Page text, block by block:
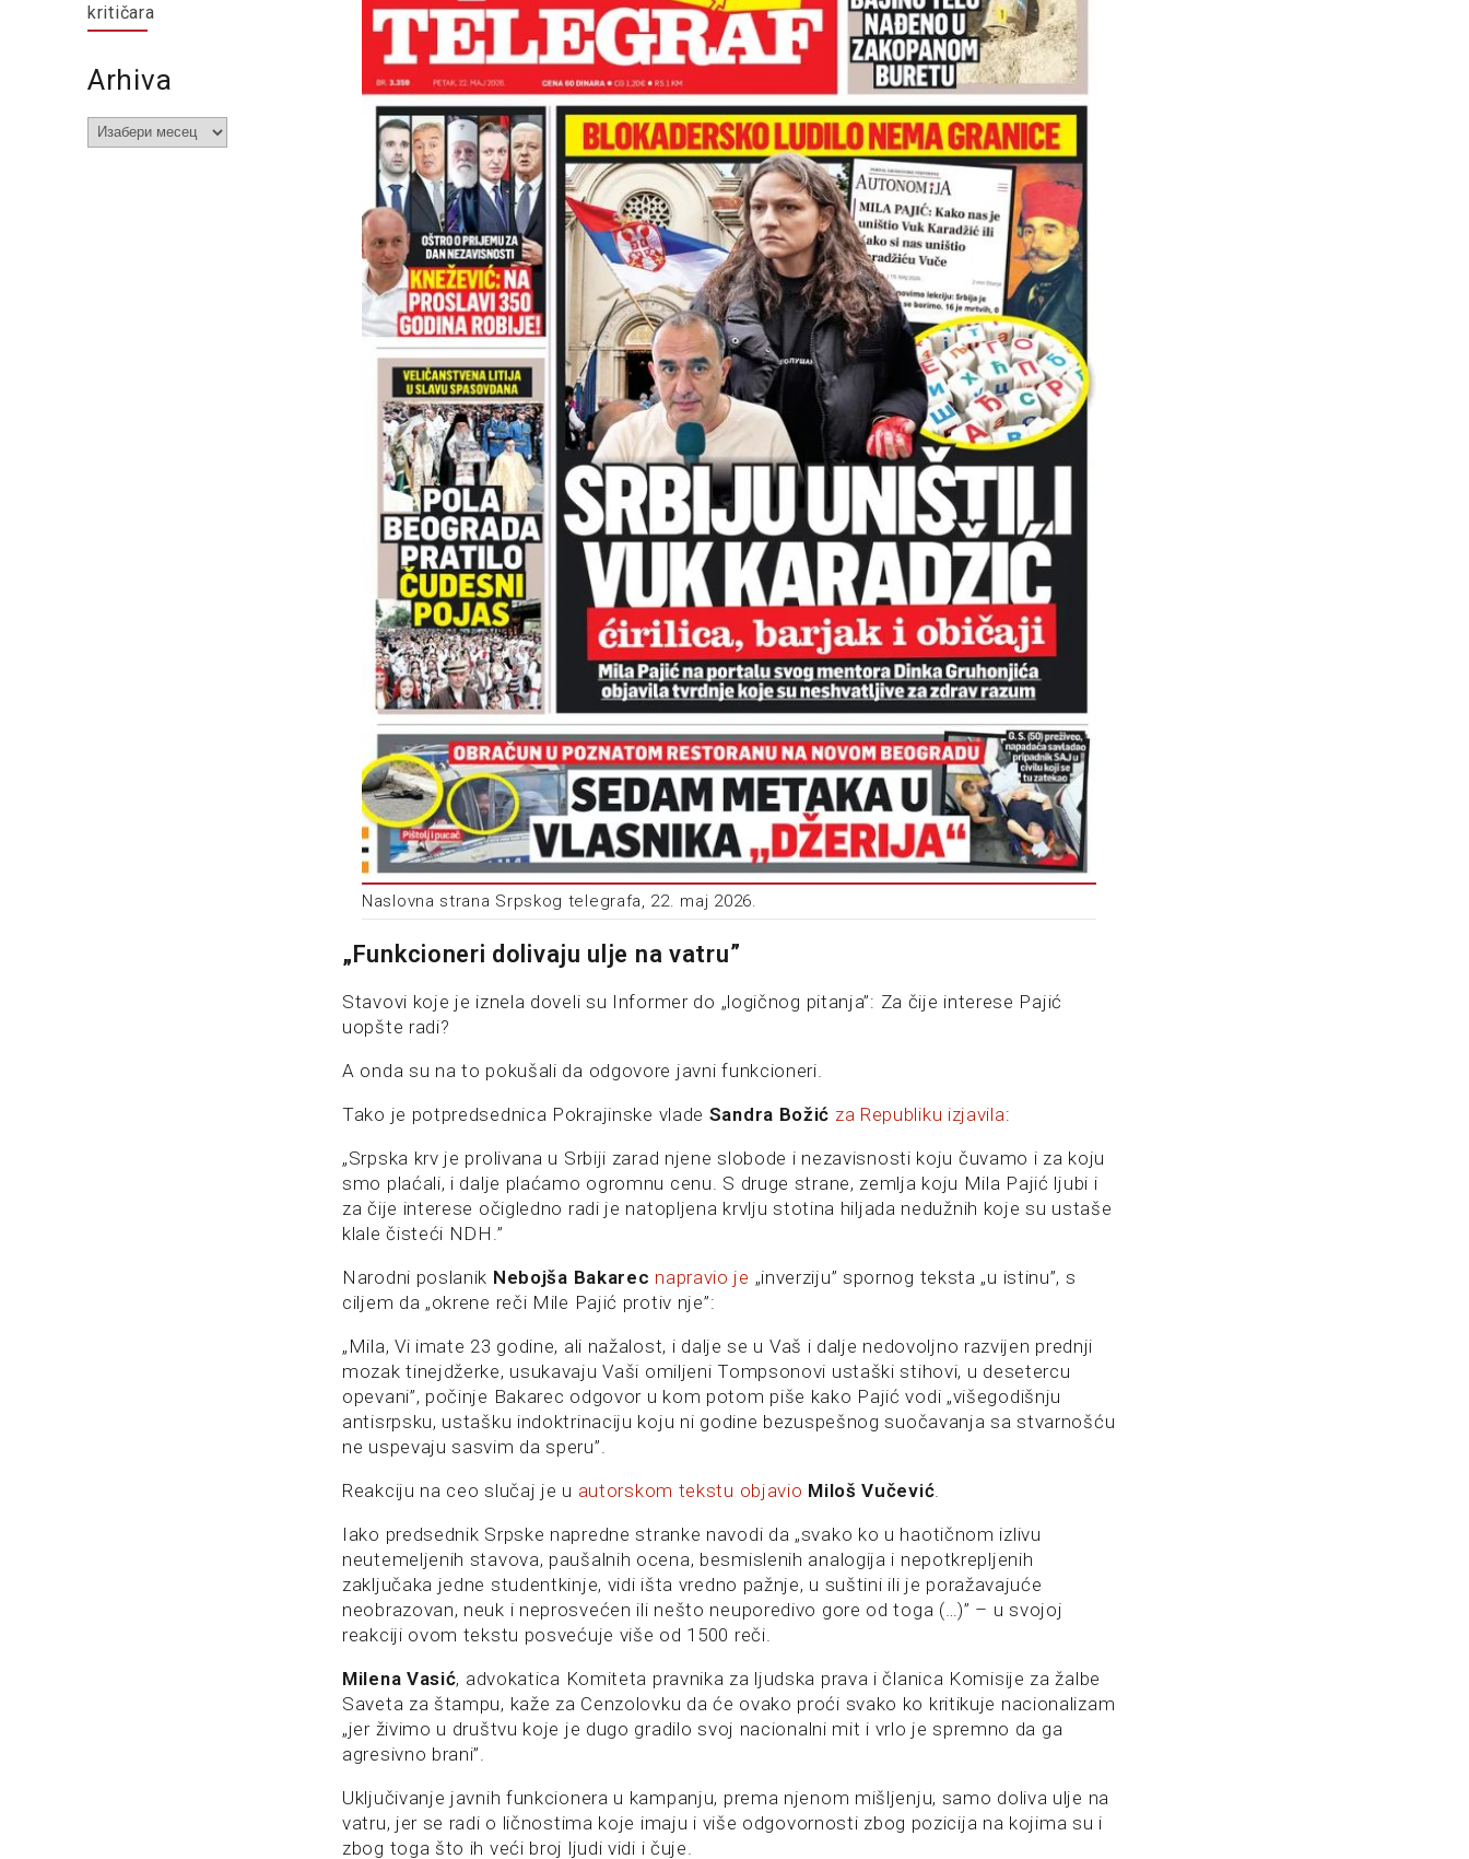
kritičara
Arhiva
Arhiva
Naslovna strana Srpskog telegrafa, 22. maj 2026.
„Funkcioneri dolivaju ulje na vatru”
Stavovi koje je iznela doveli su Informer do „logičnog pitanja”: Za čije interese Pajić
uopšte radi?
A onda su na to pokušali da odgovore javni funkcioneri.
Tako je potpredsednica Pokrajinske vlade Sandra Božić za Republiku izjavila:
„Srpska krv je prolivana u Srbiji zarad njene slobode i nezavisnosti koju čuvamo i za koju
smo plaćali, i dalje plaćamo ogromnu cenu. S druge strane, zemlja koju Mila Pajić ljubi i
za čije interese očigledno radi je natopljena krvlju stotina hiljada nedužnih koje su ustaše
klale čisteći NDH.”
Narodni poslanik Nebojša Bakarec napravio je „inverziju” spornog teksta „u istinu”, s
ciljem da „okrene reči Mile Pajić protiv nje”:
„Mila, Vi imate 23 godine, ali nažalost, i dalje se u Vaš i dalje nedovoljno razvijen prednji
mozak tinejdžerke, usukavaju Vaši omiljeni Tompsonovi ustaški stihovi, u desetercu
opevani”, počinje Bakarec odgovor u kom potom piše kako Pajić vodi „višegodišnju
antisrpsku, ustašku indoktrinaciju koju ni godine bezuspešnog suočavanja sa stvarnošću
ne uspevaju sasvim da speru”.
Reakciju na ceo slučaj je u autorskom tekstu objavio Miloš Vučević.
Iako predsednik Srpske napredne stranke navodi da „svako ko u haotičnom izlivu
neutemeljenih stavova, paušalnih ocena, besmislenih analogija i nepotkrepljenih
zaključaka jedne studentkinje, vidi išta vredno pažnje, u suštini ili je poražavajuće
neobrazovan, neuk i neprosvećen ili nešto neuporedivo gore od toga (…)” – u svojoj
reakciji ovom tekstu posvećuje više od 1500 reči.
Milena Vasić, advokatica Komiteta pravnika za ljudska prava i članica Komisije za žalbe
Saveta za štampu, kaže za Cenzolovku da će ovako proći svako ko kritikuje nacionalizam
„jer živimo u društvu koje je dugo gradilo svoj nacionalni mit i vrlo je spremno da ga
agresivno brani”.
Uključivanje javnih funkcionera u kampanju, prema njenom mišljenju, samo doliva ulje na
vatru, jer se radi o ličnostima koje imaju i više odgovornosti zbog pozicija na kojima su i
zbog toga što ih veći broj ljudi vidi i čuje.